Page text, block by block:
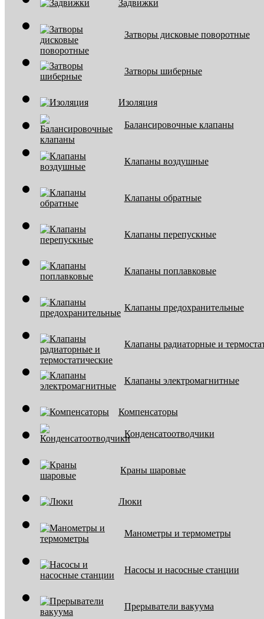
Задвижки
Затворы дисковые поворотные
Затворы шиберные
Изоляция
Балансировочные клапаны
Клапаны воздушные
Клапаны обратные
Клапаны перепускные
Клапаны поплавковые
Клапаны предохранительные
Клапаны радиаторные и
Клапаны электромагнитные
Компенсаторы
Конденсатоотводчики
Краны шаровые
Люки
Манометры и термометры
Насосы и насосные станции
Прерыватели вакуума